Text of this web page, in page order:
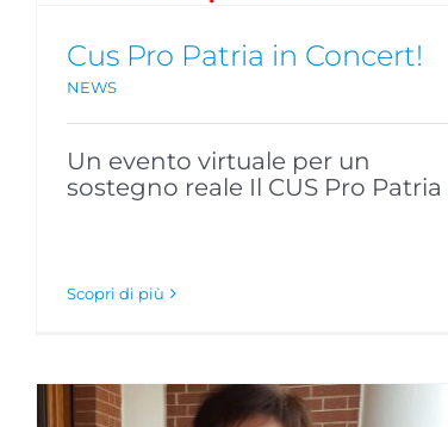
Cus Pro Patria in Concert!
NEWS
Un evento virtuale per un
sostegno reale Il CUS Pro Patria
Scopri di più